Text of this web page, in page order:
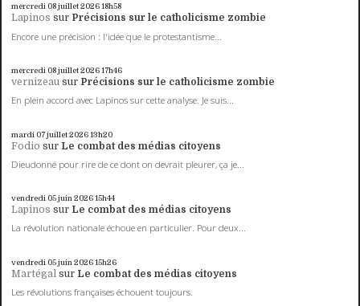
mercredi 08juillet 202618h58
Lapinos sur Précisions sur le catholicisme zombie
Encore une précision : l'idée que le protestantisme...
mercredi 08juillet 202617h46
vernizeau sur Précisions sur le catholicisme zombie
En plein accord avec Lapinos sur cette analyse. Je suis...
mardi 07juillet 202613h20
Fodio sur Le combat des médias citoyens
Dieudonné pour rire de ce dont on devrait pleurer, ça je...
vendredi 05juin 202615h44
Lapinos sur Le combat des médias citoyens
La révolution nationale échoue en particulier. Pour deux...
vendredi 05juin 202615h26
Martégal sur Le combat des médias citoyens
Les révolutions françaises échouent toujours.